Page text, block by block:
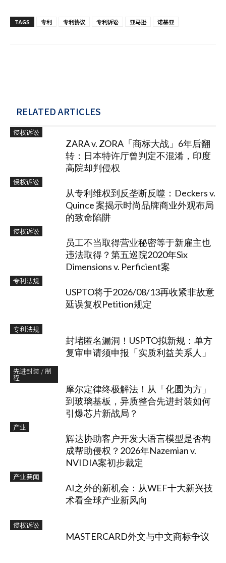
TAGS 专利 专利协议 专利诉讼 亚马逊 诺基亚
RELATED ARTICLES
侵权诉讼
ZARA v. ZORA「商标大战」6年后翻
转：日本特许厅曾判定不混淆，印度
高院却判侵权
侵权诉讼
从专利维权到反垄断反噬：Deckers v.
Quince 案揭示时尚品牌商业外观布局
的致命陷阱
侵权诉讼
员工不当取得营业秘密等于新雇主也
违法取得？第五巡院2020年Six
Dimensions v. Perficient案
专利法规
USPTO将于2026/08/13再收紧非故意
延误复权Petition规定
专利法规
封堵匿名漏洞！USPTO拟新规：单方
复审申请须申报「实质利益关系人」
先进封装 / 制
程
摩尔定律终极解法！从「化圆为方」
到玻璃基板，异质整合先进封装如何
引爆芯片新战局？
产业
辉达协助客户开发大语言模型是否构
成帮助侵权？2026年Nazemian v.
NVIDIA案初步裁定
产业要闻
AI之外的新机会：从WEF十大新兴技
术看全球产业新风向
侵权诉讼
MASTERCARD外文与中文商标争议